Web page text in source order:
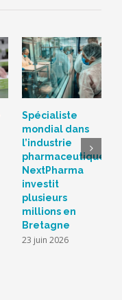
Spécialiste
mondial dans
l’industrie
pharmaceutique,
NextPharma
investit
plusieurs
millions en
Bretagne
23 juin 2026